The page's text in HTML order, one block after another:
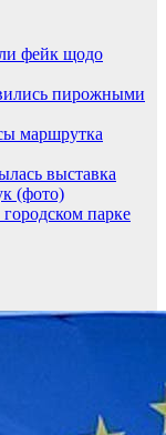
фейк щодо
пирожными
маршрутка
выставка
(фото)
парке